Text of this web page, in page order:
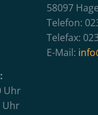
58097
Telefon:
Telefax:
E-Mail:
Uhr